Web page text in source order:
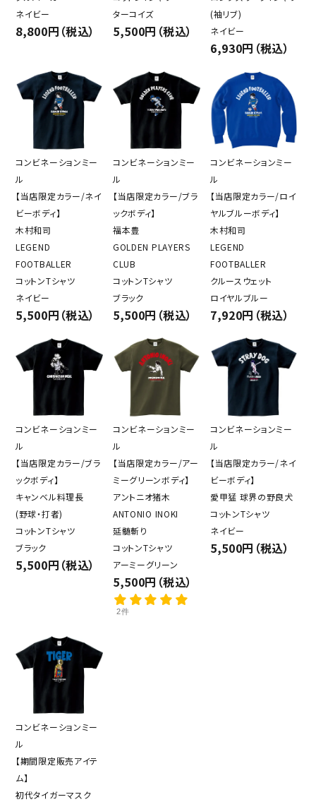
ネイビー
8,800円（税込）
ターコイズ
5,500円（税込）
(袖リブ)
ネイビー
6,930円（税込）
コンビネーションミー
ル
【当店限定カラー/ネイ
ビーボディ】
木村和司
LEGEND
FOOTBALLER
コットンTシャツ
ネイビー
5,500円（税込）
コンビネーションミー
ル
【当店限定カラー/ブラ
ックボディ】
福本豊
GOLDEN PLAYERS
CLUB
コットンTシャツ
ブラック
5,500円（税込）
コンビネーションミー
ル
【当店限定カラー/ロイ
ヤルブルーボディ】
木村和司
LEGEND
FOOTBALLER
クルースウェット
ロイヤルブルー
7,920円（税込）
コンビネーションミー
ル
【当店限定カラー/ブラ
ックボディ】
キャンベル料理長
(野球・打者)
コットンTシャツ
ブラック
5,500円（税込）
コンビネーションミー
ル
【当店限定カラー/アー
ミーグリーンボディ】
アントニオ猪木
ANTONIO INOKI
延髄斬り
コットンTシャツ
アーミーグリーン
5,500円（税込）
2件
コンビネーションミー
ル
【当店限定カラー/ネイ
ビーボディ】
愛甲猛 球界の野良犬
コットンTシャツ
ネイビー
5,500円（税込）
コンビネーションミー
ル
【期間限定販売アイテ
ム】
初代タイガーマスク